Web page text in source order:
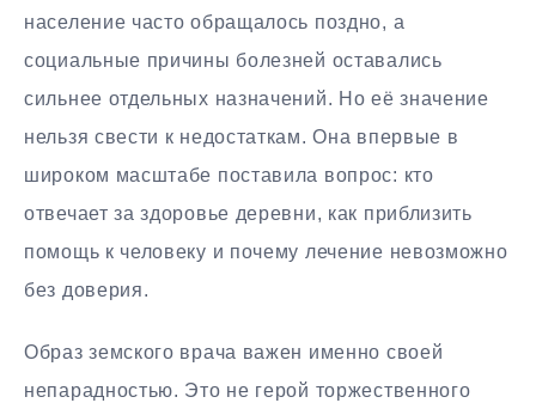
население часто обращалось поздно, а
социальные причины болезней оставались
сильнее отдельных назначений. Но её значение
нельзя свести к недостаткам. Она впервые в
широком масштабе поставила вопрос: кто
отвечает за здоровье деревни, как приблизить
помощь к человеку и почему лечение невозможно
без доверия.
Образ земского врача важен именно своей
непарадностью. Это не герой торжественного